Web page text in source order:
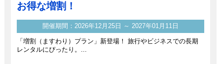
お得な増割！
開催期間：2026年12月25日 ～ 2027年01月11日
「増割（ますわり）プラン」新登場！ 旅行やビジネスでの長期
レンタルにぴったり。...